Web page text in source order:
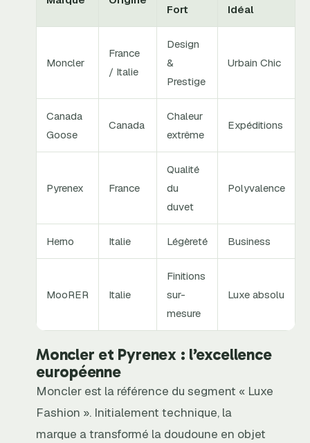
Fort
Idéal
Moncler
France
/ Italie
Design
&
Prestige
Urbain Chic
Canada
Goose
Canada
Chaleur
extrême
Expéditions
Pyrenex France
Qualité
du
duvet
Polyvalence
Herno Italie Légèreté Business
MooRER Italie
Finitions
sur-
mesure
Luxe absolu
Moncler et Pyrenex : l’excellence
européenne
Moncler est la référence du segment « Luxe
Fashion ». Initialement technique, la
marque a transformé la doudoune en objet